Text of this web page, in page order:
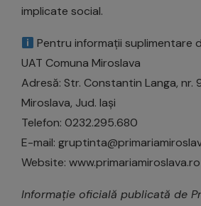
implicate social.
Pentru informații suplimentare
UAT Comuna Miroslava
Adresă: Str. Constantin Langa, nr.
Miroslava, Jud. Iași
Telefon: 0232.295.680
E-mail:
Website: www.primariamiroslava.ro
Informație oficială publicată de